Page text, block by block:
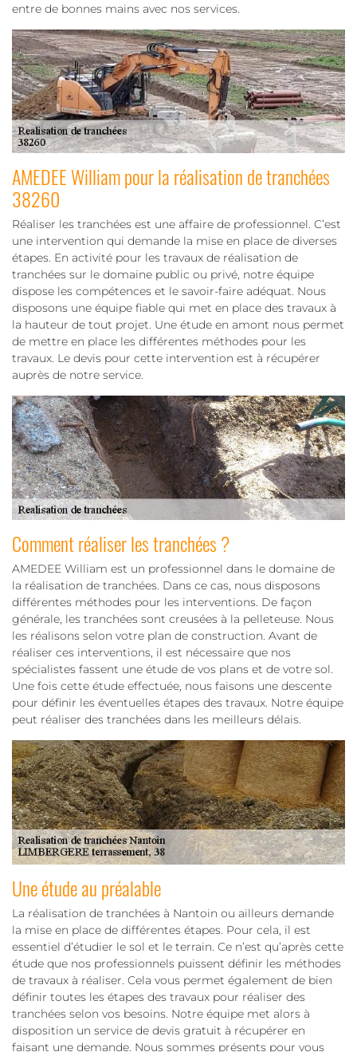
entre de bonnes mains avec nos services.
AMEDEE William pour la réalisation de tranchées
38260
Réaliser les tranchées est une affaire de professionnel. C’est
une intervention qui demande la mise en place de diverses
étapes. En activité pour les travaux de réalisation de
tranchées sur le domaine public ou privé, notre équipe
dispose les compétences et le savoir-faire adéquat. Nous
disposons une équipe fiable qui met en place des travaux à
la hauteur de tout projet. Une étude en amont nous permet
de mettre en place les différentes méthodes pour les
travaux. Le devis pour cette intervention est à récupérer
auprès de notre service.
Comment réaliser les tranchées ?
AMEDEE William est un professionnel dans le domaine de
la réalisation de tranchées. Dans ce cas, nous disposons
différentes méthodes pour les interventions. De façon
générale, les tranchées sont creusées à la pelleteuse. Nous
les réalisons selon votre plan de construction. Avant de
réaliser ces interventions, il est nécessaire que nos
spécialistes fassent une étude de vos plans et de votre sol.
Une fois cette étude effectuée, nous faisons une descente
pour définir les éventuelles étapes des travaux. Notre équipe
peut réaliser des tranchées dans les meilleurs délais.
Une étude au préalable
La réalisation de tranchées à Nantoin ou ailleurs demande
la mise en place de différentes étapes. Pour cela, il est
essentiel d’étudier le sol et le terrain. Ce n’est qu’après cette
étude que nos professionnels puissent définir les méthodes
de travaux à réaliser. Cela vous permet également de bien
définir toutes les étapes des travaux pour réaliser des
tranchées selon vos besoins. Notre équipe met alors à
disposition un service de devis gratuit à récupérer en
faisant une demande. Nous sommes présents pour vous